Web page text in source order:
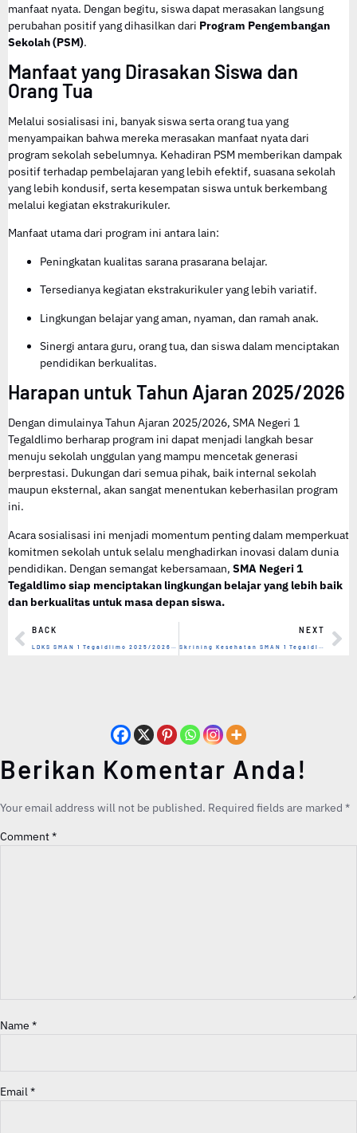
manfaat nyata. Dengan begitu, siswa dapat merasakan langsung
perubahan positif yang dihasilkan dari Program Pengembangan
Sekolah (PSM).
Manfaat yang Dirasakan Siswa dan
Orang Tua
Melalui sosialisasi ini, banyak siswa serta orang tua yang
menyampaikan bahwa mereka merasakan manfaat nyata dari
program sekolah sebelumnya. Kehadiran PSM memberikan dampak
positif terhadap pembelajaran yang lebih efektif, suasana sekolah
yang lebih kondusif, serta kesempatan siswa untuk berkembang
melalui kegiatan ekstrakurikuler.
Manfaat utama dari program ini antara lain:
Peningkatan kualitas sarana prasarana belajar.
Tersedianya kegiatan ekstrakurikuler yang lebih variatif.
Lingkungan belajar yang aman, nyaman, dan ramah anak.
Sinergi antara guru, orang tua, dan siswa dalam menciptakan
pendidikan berkualitas.
Harapan untuk Tahun Ajaran 2025/2026
Dengan dimulainya Tahun Ajaran 2025/2026, SMA Negeri 1
Tegaldlimo berharap program ini dapat menjadi langkah besar
menuju sekolah unggulan yang mampu mencetak generasi
berprestasi. Dukungan dari semua pihak, baik internal sekolah
maupun eksternal, akan sangat menentukan keberhasilan program
ini.
Acara sosialisasi ini menjadi momentum penting dalam memperkuat
komitmen sekolah untuk selalu menghadirkan inovasi dalam dunia
pendidikan. Dengan semangat kebersamaan, SMA Negeri 1
Tegaldlimo siap menciptakan lingkungan belajar yang lebih baik
dan berkualitas untuk masa depan siswa.
BACK
LDKS SMAN 1 Tegaldlimo 2025/2026: Membentuk Generasi Pemimpin Muda yang Kreatif dan Bertanggung Jawab
NEXT
Skrining Kesehatan SMAN 1 Tegaldlimo: Wujud Kepedulian Terhadap Generasi Sehat dan Cerdas
Berikan Komentar Anda!
Your email address will not be published. Required fields are marked *
Comment*
Name *
Email*